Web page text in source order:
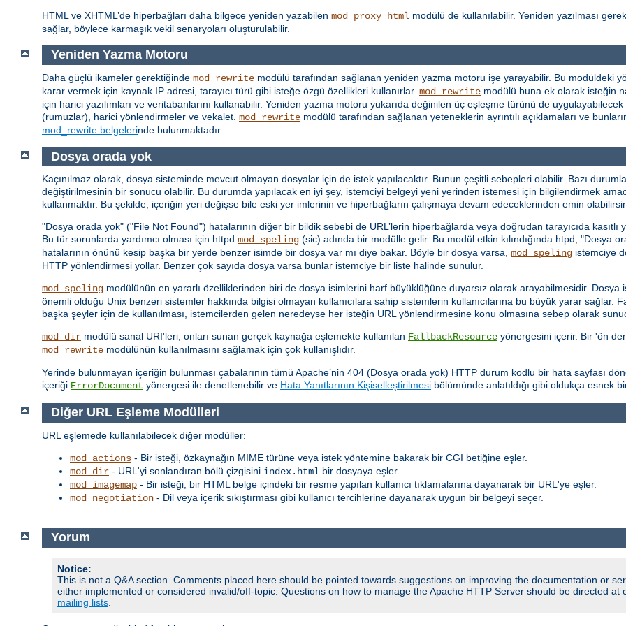
HTML ve XHTML’de hiperbağları daha bilgece yeniden yazabilen mod_proxy_html modülü de kullanılabilir. Yeniden yazılması
sağlar, böylece karmaşık vekil senaryoları oluşturulabilir.
Yeniden Yazma Motoru
Daha güçlü ikameler gerektiğinde mod_rewrite modülü tarafından sağlanan yeniden yazma motoru işe yarayabilir. Bu modüldeki
karar vermek için kaynak IP adresi, tarayıcı türü gibi isteğe özgü özellikleri kullanırlar. mod_rewrite modülü buna ek olarak isteğin
için harici yazılımları ve veritabanlarını kullanabilir. Yeniden yazma motoru yukarıda değinilen üç eşleşme türünü de
(rumuzlar), harici yönlendirmeler ve vekalet. mod_rewrite modülü tarafından sağlanan yeteneklerin ayrıntılı açıklamaları ve
mod_rewrite belgelerinde bulunmaktadır.
Dosya orada yok
Kaçınılmaz olarak, dosya sisteminde mevcut olmayan dosyalar için de istek yapılacaktır. Bunun çeşitli sebepleri olabilir. Bazı
değiştirilmesinin bir sonucu olabilir. Bu durumda yapılacak en iyi şey, istemciyi belgeyi yeni yerinden istemesi için bilgilendirmek
kullanmaktır. Bu şekilde, içeriğin yeri değişse bile eski yer imlerinin ve hiperbağların çalışmaya devam edeceklerinden emin
"Dosya orada yok" ("File Not Found") hatalarının diğer bir bildik sebebi de URL’lerin hiperbağlarda veya doğrudan tarayıcıda kasıtlı
Bu tür sorunlarda yardımcı olması için httpd mod_speling (sic) adında bir modülle gelir. Bu modül etkin kılındığında htpd, "Dosya
hatalarının önünü kesip başka bir yerde benzer isimde bir dosya var mı diye bakar. Böyle bir dosya varsa, mod_speling istemciye
HTTP yönlendirmesi yollar. Benzer çok sayıda dosya varsa bunlar istemciye bir liste halinde sunulur.
mod_speling modülünün en yararlı özelliklerinden biri de dosya isimlerini harf büyüklüğüne duyarsız olarak arayabilmesidir.
önemli olduğu Unix benzeri sistemler hakkında bilgisi olmayan kullanıcılara sahip sistemlerin kullanıcılarına bu büyük yarar sağlar.
başka şeyler için de kullanılması, istemcilerden gelen neredeyse her isteğin URL yönlendirmesine konu olmasına sebep olarak
mod_dir modülü sanal URI'leri, onları sunan gerçek kaynağa eşlemekte kullanılan FallbackResource yönergesini içerir. Bir 'ön
mod_rewrite modülünün kullanılmasını sağlamak için çok kullanışlıdır.
Yerinde bulunmayan içeriğin bulunması çabalarının tümü Apache’nin 404 (Dosya orada yok) HTTP durum kodlu bir hata sayfası
içeriği ErrorDocument yönergesi ile denetlenebilir ve Hata Yanıtlarının Kişiselleştirilmesi bölümünde anlatıldığı gibi oldukça esnek
Diğer URL Eşleme Modülleri
URL eşlemede kullanılabilecek diğer modüller:
mod_actions - Bir isteği, özkaynağın MIME türüne veya istek yöntemine bakarak bir CGI betiğine eşler.
mod_dir - URL'yi sonlandıran bölü çizgisini index.html bir dosyaya eşler.
mod_imagemap - Bir isteği, bir HTML belge içindeki bir resme yapılan kullanıcı tıklamalarına dayanarak bir URL'ye eşler.
mod_negotiation - Dil veya içerik sıkıştırması gibi kullanıcı tercihlerine dayanarak uygun bir belgeyi seçer.
Yorum
Notice:
This is not a Q&A section. Comments placed here should be pointed towards suggestions on improving the documentation or
either implemented or considered invalid/off-topic. Questions on how to manage the Apache HTTP Server should be directed
mailing lists